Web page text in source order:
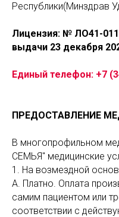
Республики(Минздрав
Лицензия: № ЛО41-
выдачи 23 декабря
Единый телефон: +7
ПРЕДОСТАВЛЕНИЕ
В многопрофильном
СЕМЬЯ" медицинские
1. На возмездной
А. Платно. Оплата
самим пациентом или
соответствии с